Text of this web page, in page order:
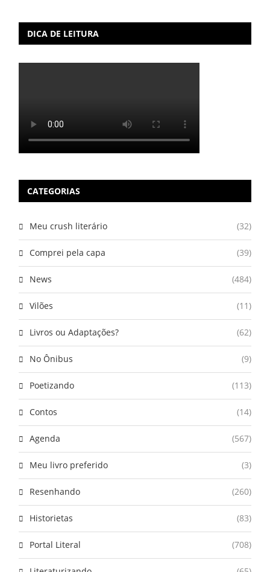
DICA DE LEITURA
CATEGORIAS
Meu crush literário (32)
Comprei pela capa (39)
News (484)
Vilões (11)
Livros ou Adaptações? (62)
No Ônibus (9)
Poetizando (113)
Contos (14)
Agenda (567)
Meu livro preferido (3)
Resenhando (260)
Historietas (83)
Portal Literal (708)